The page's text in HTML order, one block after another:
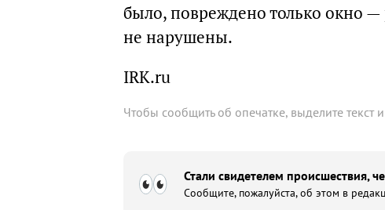
было, повреждено только окно
не нарушены.
IRK.ru
Чтобы сообщить об опечатке, выделите текст
Стали свидетелем происшествия,
Сообщите, пожалуйста, об этом в